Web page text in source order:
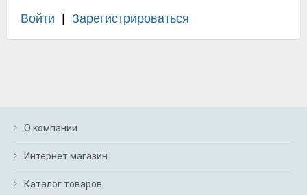
Войти Зарегистрироваться
О компании
Интернет магазин
Каталог товаров